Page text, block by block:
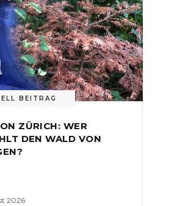
BEITRAG
ZÜRICH: WER
DEN WALD VON
2026